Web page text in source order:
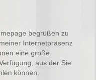
begrüßen zu
Internetpräsenz
eine große
aus der Sie
können.